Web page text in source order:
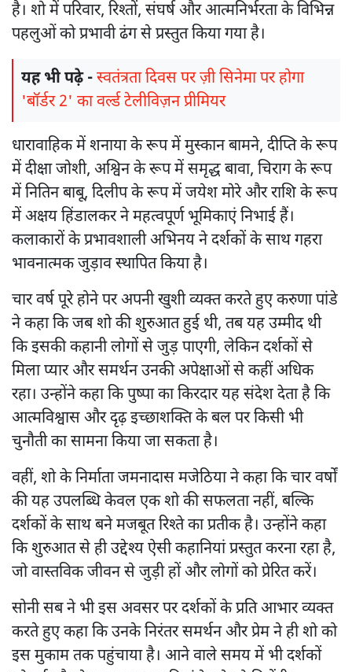
है। शो में परिवार, रिश्तों, संघर्ष और आत्मनिर्भरता के विभिन्न
पहलुओं को प्रभावी ढंग से प्रस्तुत किया गया है।
यह भी पढ़े -स्वतंत्रता दिवस पर ज़ी सिनेमा पर होगा
'बॉर्डर 2' का वर्ल्ड टेलीविज़न प्रीमियर
धारावाहिक में शनाया के रूप में मुस्कान बामने, दीप्ति के रूप
में दीक्षा जोशी, अश्विन के रूप में समृद्ध बावा, चिराग के रूप
में नितिन बाबू, दिलीप के रूप में जयेश मोरे और राशि के रूप
में अक्षय हिंडालकर ने महत्वपूर्ण भूमिकाएं निभाई हैं।
कलाकारों के प्रभावशाली अभिनय ने दर्शकों के साथ गहरा
भावनात्मक जुड़ाव स्थापित किया है।
चार वर्ष पूरे होने पर अपनी खुशी व्यक्त करते हुए करुणा पांडे
ने कहा कि जब शो की शुरुआत हुई थी, तब यह उम्मीद थी
कि इसकी कहानी लोगों से जुड़ पाएगी, लेकिन दर्शकों से
मिला प्यार और समर्थन उनकी अपेक्षाओं से कहीं अधिक
रहा। उन्होंने कहा कि पुष्पा का किरदार यह संदेश देता है कि
आत्मविश्वास और दृढ़ इच्छाशक्ति के बल पर किसी भी
चुनौती का सामना किया जा सकता है।
वहीं, शो के निर्माता जमनादास मजेठिया ने कहा कि चार वर्षों
की यह उपलब्धि केवल एक शो की सफलता नहीं, बल्कि
दर्शकों के साथ बने मजबूत रिश्ते का प्रतीक है। उन्होंने कहा
कि शुरुआत से ही उद्देश्य ऐसी कहानियां प्रस्तुत करना रहा है,
जो वास्तविक जीवन से जुड़ी हों और लोगों को प्रेरित करें।
सोनी सब ने भी इस अवसर पर दर्शकों के प्रति आभार व्यक्त
करते हुए कहा कि उनके निरंतर समर्थन और प्रेम ने ही शो को
इस मुकाम तक पहुंचाया है। आने वाले समय में भी दर्शकों